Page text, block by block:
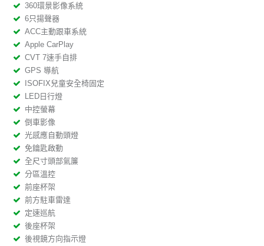
360環景影像系統
6只揚聲器
ACC主動跟車系統
Apple CarPlay
CVT 7速手自排
GPS 導航
ISOFIX兒童安全椅固定
LED日行燈
中控螢幕
倒車影像
光感應自動頭燈
免鑰匙啟動
全尺寸頭部氣簾
分區溫控
前座杯架
前方駐車雷達
定速巡航
後座杯架
後視鏡方向指示燈